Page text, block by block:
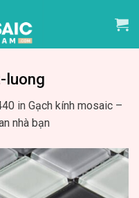
luong
in Gạch kính mosaic –
nhà bạn